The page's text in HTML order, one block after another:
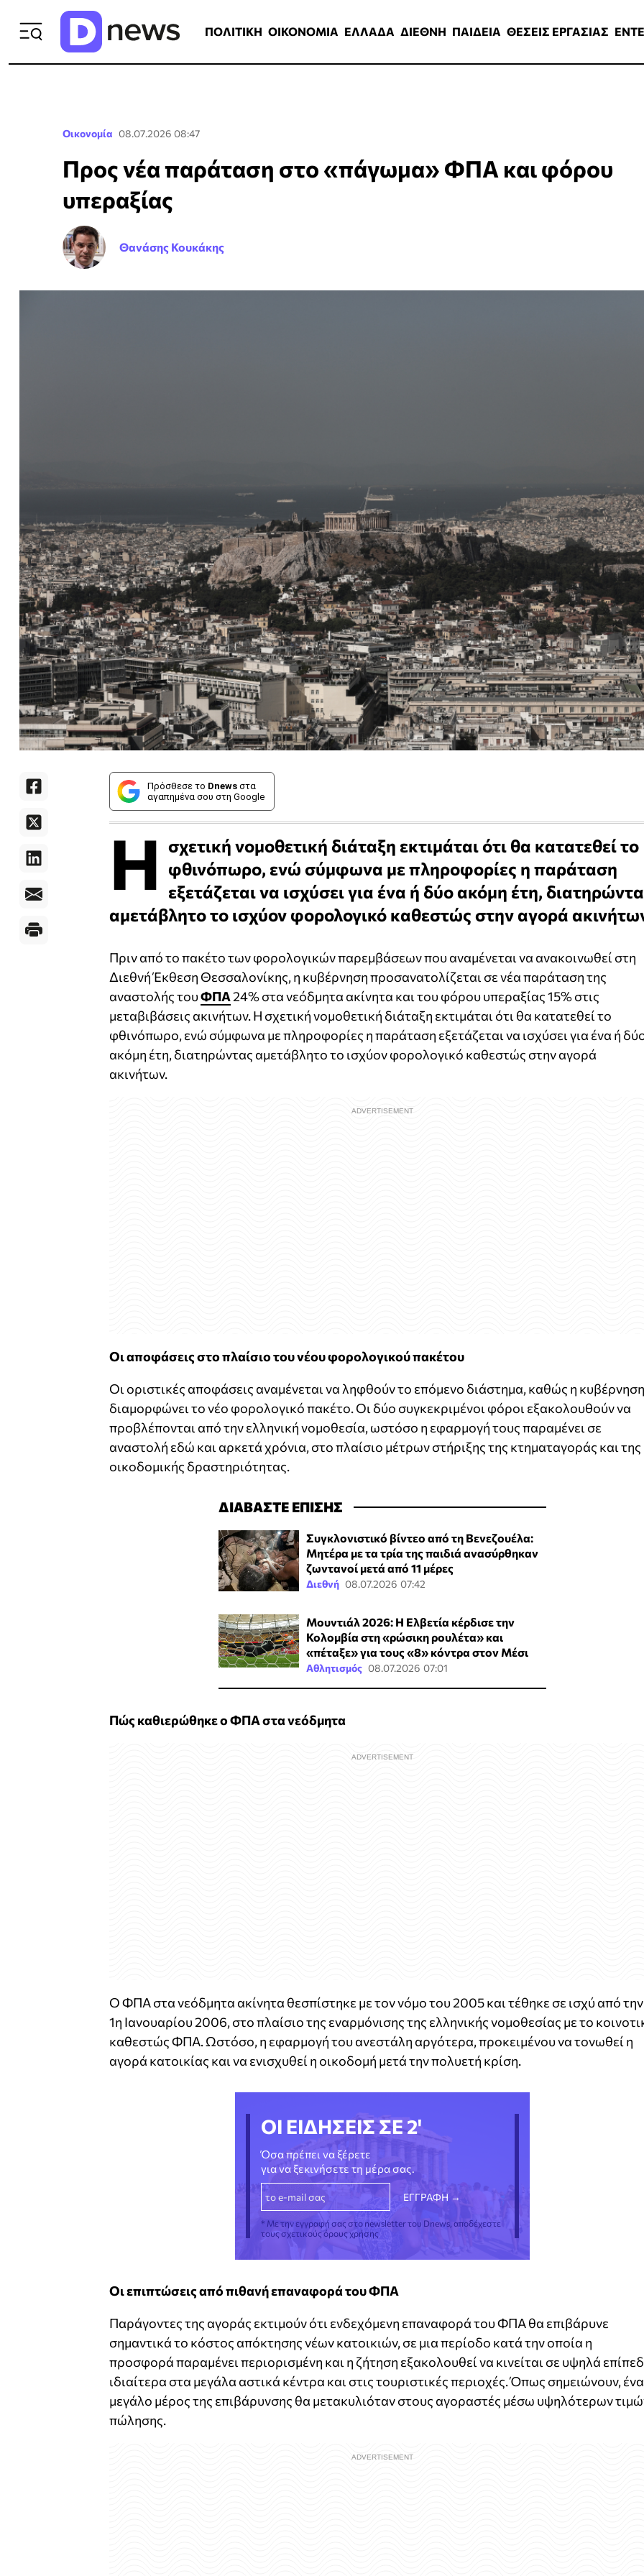
ΠΟΛΙΤΙΚΗ ΟΙΚΟΝΟΜΙΑ ΕΛΛΑΔΑ ΔΙΕΘΝΗ ΠΑΙΔΕΙΑ ΘΕΣΕΙΣ ΕΡΓΑΣΙΑΣ
Οικονομία 08.07.2026 08:47
Προς νέα παράταση στο «πάγωμα» ΦΠΑ και φόρου
υπεραξίας
Θανάσης Κουκάκης
Πρόσθεσε το Dnews στα
αγαπημένα σου στη Google
Η σχετική νομοθετική διάταξη εκτιμάται ότι θα κατατεθεί το
φθινόπωρο, ενώ σύμφωνα με πληροφορίες η παράταση
εξετάζεται να ισχύσει για ένα ή δύο ακόμη έτη,
αμετάβλητο το ισχύον φορολογικό καθεστώς στην αγορά
Πριν από το πακέτο των φορολογικών παρεμβάσεων που αναμένεται να ανακοινωθεί στη
Διεθνή Έκθεση Θεσσαλονίκης, η κυβέρνηση προσανατολίζεται σε νέα παράταση της
αναστολής τουΦΠΑ24% στα νεόδμητα ακίνητα και του φόρου υπεραξίας 15% στις
μεταβιβάσεις ακινήτων. Η σχετική νομοθετική διάταξη εκτιμάται ότι θα κατατεθεί το
φθινόπωρο, ενώ σύμφωνα με πληροφορίες η παράταση εξετάζεται να ισχύσει για ένα ή
ακόμη έτη, διατηρώντας αμετάβλητο το ισχύον φορολογικό καθεστώς στην αγορά
ακινήτων.
Οι αποφάσεις στο πλαίσιο του νέου φορολογικού πακέτου
Οι οριστικές αποφάσεις αναμένεται να ληφθούν το επόμενο διάστημα, καθώς η κυβέρνηση
διαμορφώνει το νέο φορολογικό πακέτο. Οι δύο συγκεκριμένοι φόροι εξακολουθούν να
προβλέπονται από την ελληνική νομοθεσία, ωστόσο η εφαρμογή τους παραμένει σε
αναστολή εδώ και αρκετά χρόνια, στο πλαίσιο μέτρων στήριξης της κτηματαγοράς και της
οικοδομικής δραστηριότητας.
ΔΙΑΒΑΣΤΕ ΕΠΙΣΗΣ
Συγκλονιστικό βίντεο από τη Βενεζουέλα:
Μητέρα με τα τρία της παιδιά ανασύρθηκαν
ζωντανοί μετά από 11 μέρες
Διεθνή 08.07.2026 07:42
Μουντιάλ 2026: Η Ελβετία κέρδισε την
Κολομβία στη «ρώσικη ρουλέτα» και
«πέταξε» για τους «8» κόντρα στον Μέσι
Αθλητισμός 08.07.2026 07:01
Πώς καθιερώθηκε ο ΦΠΑ στα νεόδμητα
Ο ΦΠΑ στα νεόδμητα ακίνητα θεσπίστηκε με τον νόμο του 2005 και τέθηκε σε ισχύ από την
1η Ιανουαρίου 2006, στο πλαίσιο της εναρμόνισης της ελληνικής νομοθεσίας με το
καθεστώς ΦΠΑ. Ωστόσο, η εφαρμογή του ανεστάλη αργότερα, προκειμένου να τονωθεί η
αγορά κατοικίας και να ενισχυθεί η οικοδομή μετά την πολυετή κρίση.
ΟΙ ΕΙΔΗΣΕΙΣ ΣΕ 2'
Όσα πρέπει να ξέρετε
για να ξεκινήσετε τη μέρα σας.
* Με την εγγραφή σας στο newsletter του Dnews, αποδέχεστε
τους σχετικούς όρους χρήσης
Οι επιπτώσεις από πιθανή επαναφορά του ΦΠΑ
Παράγοντες της αγοράς εκτιμούν ότι ενδεχόμενη επαναφορά του ΦΠΑ θα επιβάρυνε
σημαντικά το κόστος απόκτησης νέων κατοικιών, σε μια περίοδο κατά την οποία η
προσφορά παραμένει περιορισμένη και η ζήτηση εξακολουθεί να κινείται σε υψηλά
ιδιαίτερα στα μεγάλα αστικά κέντρα και στις τουριστικές περιοχές. Όπως σημειώνουν, ένα
μεγάλο μέρος της επιβάρυνσης θα μετακυλιόταν στους αγοραστές μέσω υψηλότερων
πώλησης.